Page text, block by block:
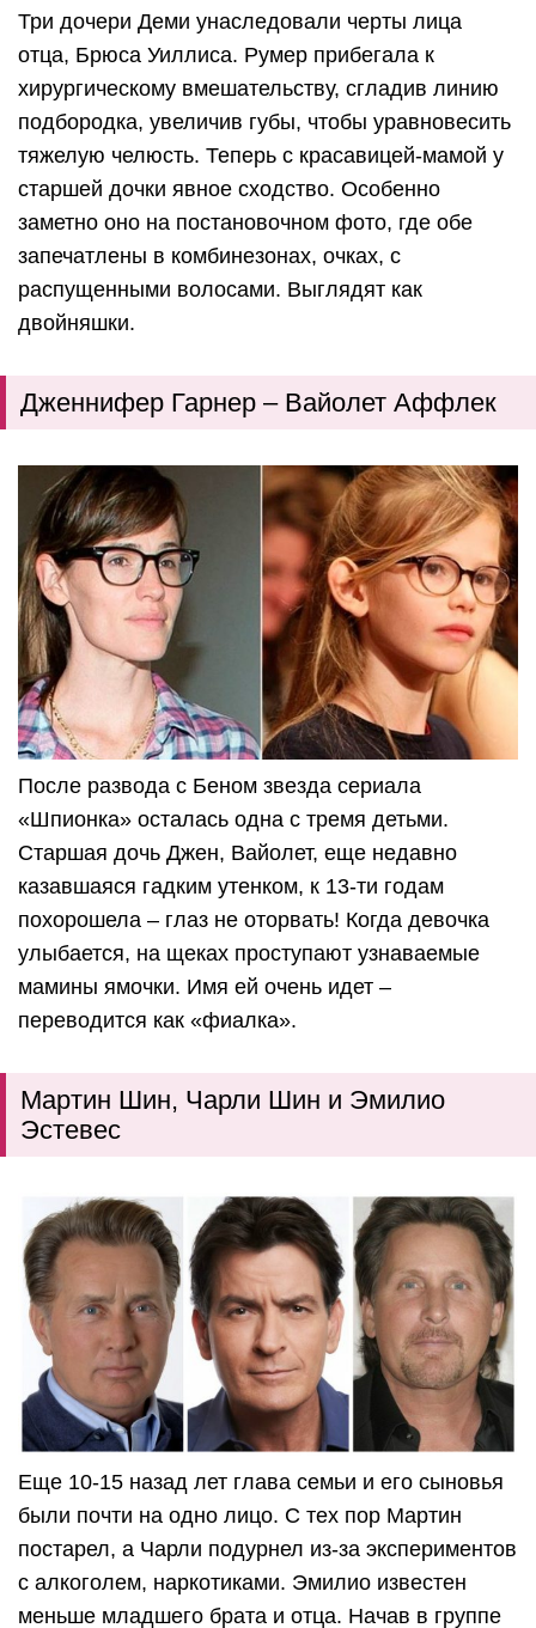
Три дочери Деми унаследовали черты лица
отца, Брюса Уиллиса. Румер прибегала к
хирургическому вмешательству, сгладив линию
подбородка, увеличив губы, чтобы уравновесить
тяжелую челюсть. Теперь с красавицей-мамой у
старшей дочки явное сходство. Особенно
заметно оно на постановочном фото, где обе
запечатлены в комбинезонах, очках, с
распущенными волосами. Выглядят как
двойняшки.
Дженнифер Гарнер – Вайолет Аффлек
После развода с Беном звезда сериала
«Шпионка» осталась одна с тремя детьми.
Старшая дочь Джен, Вайолет, еще недавно
казавшаяся гадким утенком, к 13-ти годам
похорошела – глаз не оторвать! Когда девочка
улыбается, на щеках проступают узнаваемые
мамины ямочки. Имя ей очень идет –
переводится как «фиалка».
Мартин Шин, Чарли Шин и Эмилио
Эстевес
Еще 10-15 назад лет глава семьи и его сыновья
были почти на одно лицо. С тех пор Мартин
постарел, а Чарли подурнел из-за экспериментов
с алкоголем, наркотиками. Эмилио известен
меньше младшего брата и отца. Начав в группе